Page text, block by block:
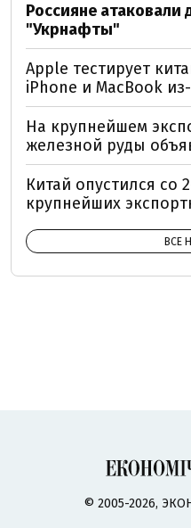
Россияне
"Укрнафты"
Apple тестирует
iPhone и MacBook
На крупнейшем
железной руды
Китай опустился со
крупнейших
ВСЕ
© 2005-2026,